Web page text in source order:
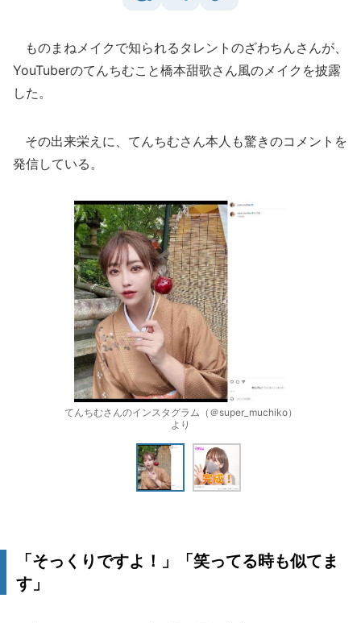
ものまねメイクで知られるタレントのざわちんさんが、
YouTuberのてんちむこと橋本甜歌さん風のメイクを披露
した。
その出来栄えに、てんちむさん本人も驚きのコメントを
発信している。
てんちむさんのインスタグラム（＠super_muchiko）
より
「そっくりですよ！」「笑ってる時も似てま
す」